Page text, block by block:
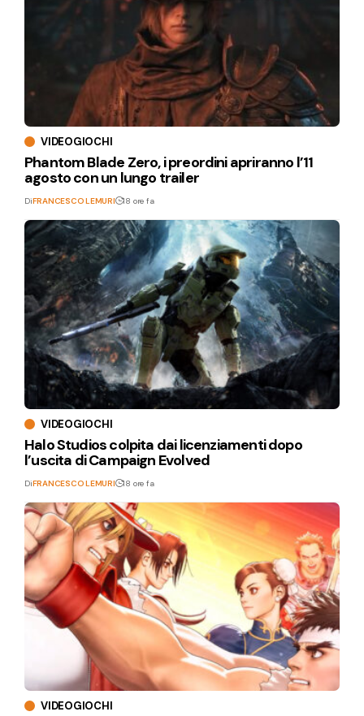
VIDEOGIOCHI
Phantom Blade Zero, i preordini apriranno l’11
agosto con un lungo trailer
DiFRANCESCO LEMURI 18 ore fa
VIDEOGIOCHI
Halo Studios colpita dai licenziamenti dopo
l’uscita di Campaign Evolved
DiFRANCESCO LEMURI 18 ore fa
VIDEOGIOCHI